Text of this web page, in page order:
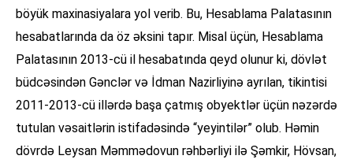
böyük maxinasiyalara yol verib. Bu, Hesablama Palatasının
hesabatlarında da öz əksini tapır. Misal üçün, Hesablama
Palatasının 2013-cü il hesabatında qeyd olunur ki, dövlət
büdcəsindən Gənclər və İdman Nazirliyinə ayrılan, tikintisi
2011-2013-cü illərdə başa çatmış obyektlər üçün nəzərdə
tutulan vəsaitlərin istifadəsində “yeyintilər” olub. Həmin
dövrdə Leysan Məmmədovun rəhbərliyi ilə Şəmkir, Hövsan,